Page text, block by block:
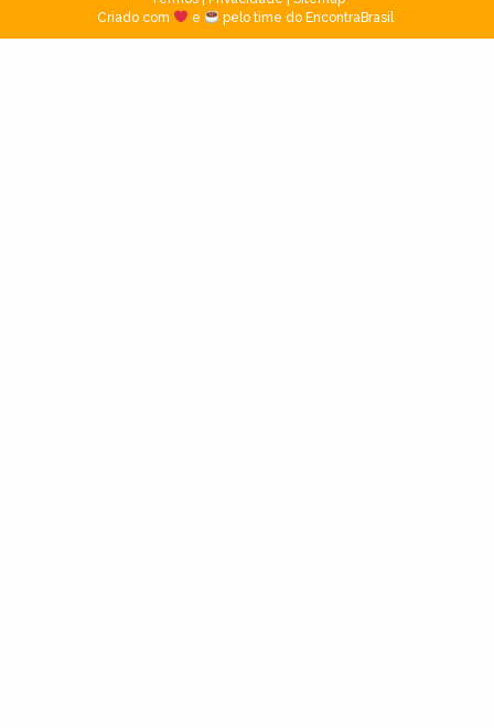
Criado com
e pelo time do EncontraBrasil